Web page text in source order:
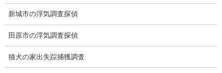
損害保険調査
会社沿革
プライバシーポリシー
新城市の浮気調査探偵
田原市の浮気調査探偵
猫犬の家出失踪捕獲調査